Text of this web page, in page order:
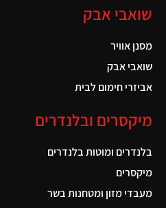
שואבי אבק
מסנן אוויר
שואבי אבק
אביזרי חימום לבית
מיקסרים ובלנדרים
בלנדרים ומוטות בלנדרים
מיקסרים
מעבדי מזון ומטחנות בשר